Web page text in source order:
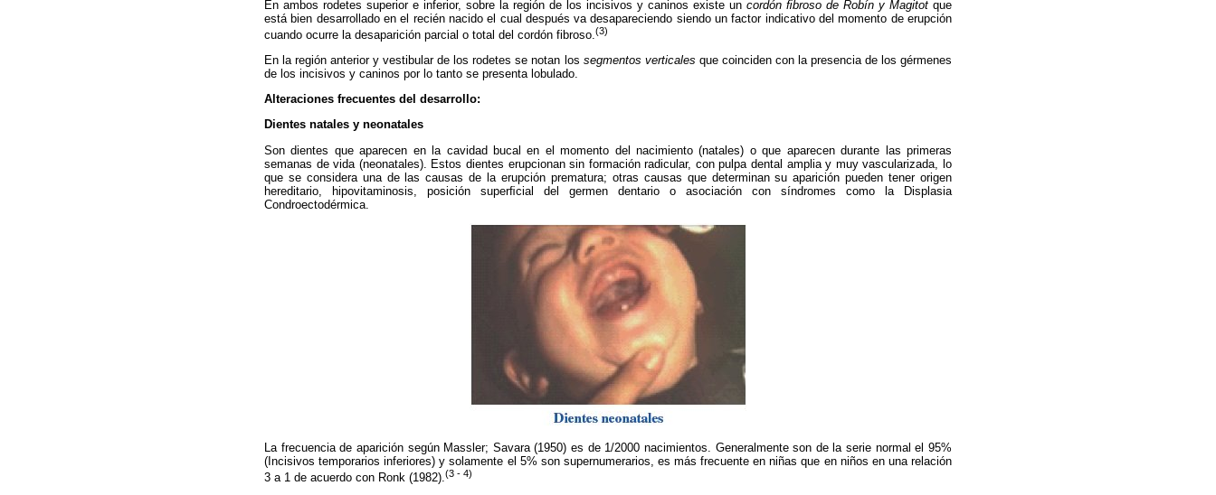
En ambos rodetes superior e inferior, sobre la región de los incisivos y caninos existe un cordón ﬁbroso de Robín y Magitot que
está bien desarrollado en el recién nacido el cual después va desapareciendo siendo un factor indicativo del momento de erupción
cuando ocurre la desaparición parcial o total del cordón fibroso. (3)
En la región anterior y vestibular de los rodetes se notan los segmentos verticales que coinciden con la presencia de los gérmenes
de los incisivos y caninos por lo tanto se presenta lobulado.
Alteraciones frecuentes del desarrollo:
Dientes natales y neonatales
Son dientes que aparecen en la cavidad bucal en el momento del nacimiento (natales) o que aparecen durante las primeras
semanas de vida (neonatales). Estos dientes erupcionan sin formación radicular, con pulpa dental amplia y muy vascularizada, lo
que se considera una de las causas de la erupción prematura; otras causas que determinan su aparición pueden tener origen
hereditario, hipovitaminosis, posición superﬁcial del germen dentario o asociación con síndromes como la Displasia
Condroectodérmica.
La frecuencia de aparición según Massler; Savara (1950) es de 1/2000 nacimientos. Generalmente son de la serie normal el 95%
(Incisivos temporarios inferiores) y solamente el 5% son supernumerarios, es más frecuente en niñas que en niños en una relación
3 a 1 de acuerdo con Ronk (1982).(3 - 4)